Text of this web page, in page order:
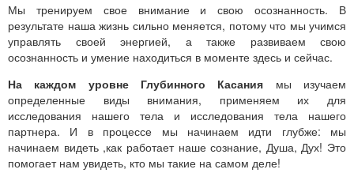
Мы тренируем свое внимание и свою осознанность. В
результате наша жизнь сильно меняется, потому что мы учимся
управлять своей энергией, а также развиваем свою
осознанность и умение находиться в моменте здесь и сейчас.
На каждом уровне Глубинного Касания мы изучаем
определенные виды внимания, применяем их для
исследования нашего тела и исследования тела нашего
партнера. И в процессе мы начинаем идти глубже: мы
начинаем видеть ,как работает наше сознание, Душа, Дух! Это
помогает нам увидеть, кто мы такие на самом деле!